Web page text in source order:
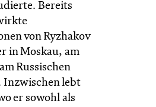
Bereits
von Ryzhakov
in Moskau, am
Russischen
Inzwischen lebt
er sowohl als